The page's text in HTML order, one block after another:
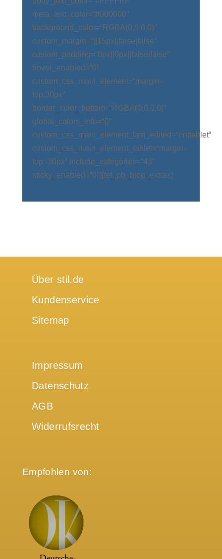
meta_text_color=“#000000″
background_color=“RGBA(0,0,0,0)“
custom_margin=“||15px||false|false“
custom_padding=“0px||0px||false|false“
hover_enabled=“0″
custom_css_main_element=“margin-
top:30px“
border_color_bottom=“RGBA(0,0,0,0)“
global_colors_info=“{}“
custom_css_main_element_last_edited=“on|tablet“
custom_css_main_element_tablet=“margin-
top:-30px“ include_categories=“43″
sticky_enabled=“0″][/et_pb_blog_extras]
Über stil.de
Kundenservice
Sitemap
Impressum
Datenschutz
AGB
Widerrufsrecht
Empfohlen von: